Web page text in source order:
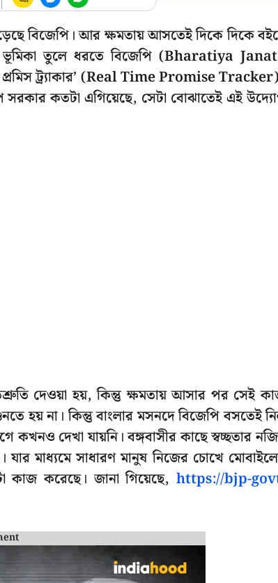
বিজেপি। আর ক্ষমতায় আসতেই দিকে দিকে
ভূমিকা তুলে ধরতে বিজেপি (Bharatiya
ট্র্যাকার’ (Real Time Promise
সরকার কতটা এগিয়েছে, সেটা বোঝাতেই এই
দেওয়া হয়, কিন্তু ক্ষমতায় আসার পর সেই
হয় না। কিন্তু বাংলার মসনদে বিজেপি বসতেই
দেখা যায়নি। বঙ্গবাসীর কাছে স্বচ্ছতার
যার মাধ্যমে সাধারণ মানুষ নিজের চোখে
কাজ করেছে। জানা গিয়েছে, https://bjp-